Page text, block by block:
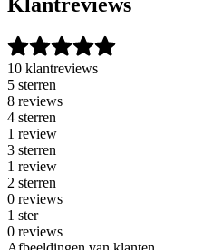
10 klantreviews
5 sterren
8 reviews
4 sterren
1 review
3 sterren
1 review
2 sterren
0 reviews
1 ster
0 reviews